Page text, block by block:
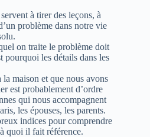
à tirer des leçons, à
problème dans notre vie
on traite le problème doit
pourquoi les détails dans les
maison et que nous avons
est probablement d’ordre
qui nous accompagnent
les épouses, les parents.
indices pour comprendre
quoi il fait référence.